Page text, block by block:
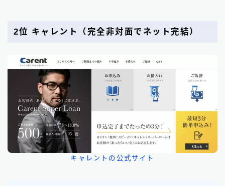
2位 キャレント （完全非対面でネット完結）
キャレントの公式サイト